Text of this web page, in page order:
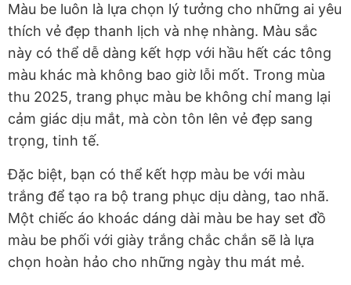
Màu be luôn là lựa chọn lý tưởng cho những ai yêu
thích vẻ đẹp thanh lịch và nhẹ nhàng. Màu sắc
này có thể dễ dàng kết hợp với hầu hết các tông
màu khác mà không bao giờ lỗi mốt. Trong mùa
thu 2025, trang phục màu be không chỉ mang lại
cảm giác dịu mắt, mà còn tôn lên vẻ đẹp sang
trọng, tinh tế.
Đặc biệt, bạn có thể kết hợp màu be với màu
trắng để tạo ra bộ trang phục dịu dàng, tao nhã.
Một chiếc áo khoác dáng dài màu be hay set đồ
màu be phối với giày trắng chắc chắn sẽ là lựa
chọn hoàn hảo cho những ngày thu mát mẻ.